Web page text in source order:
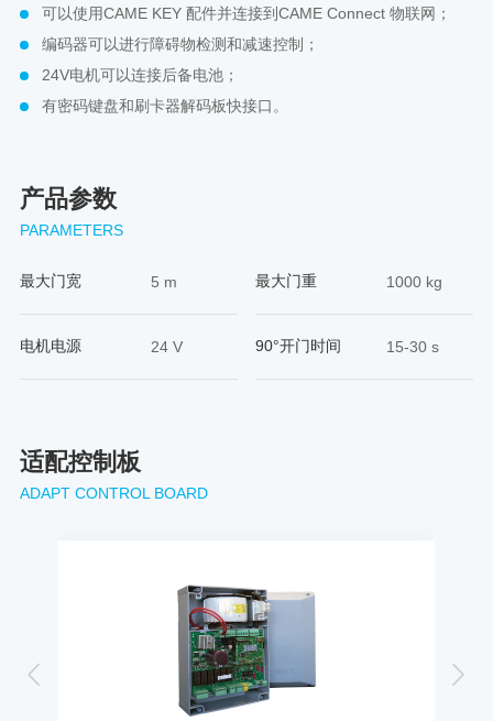
可以使用CAME KEY 配件并连接到CAME Connect 物联网；
编码器可以进行障碍物检测和减速控制；
24V电机可以连接后备电池；
有密码键盘和刷卡器解码板快接口。
产品参数
PARAMETERS
最大门宽 5 m 最大门重 1000 kg
电机电源 24 V 90°开门时间 15-30 s
适配控制板
ADAPT CONTROL BOARD